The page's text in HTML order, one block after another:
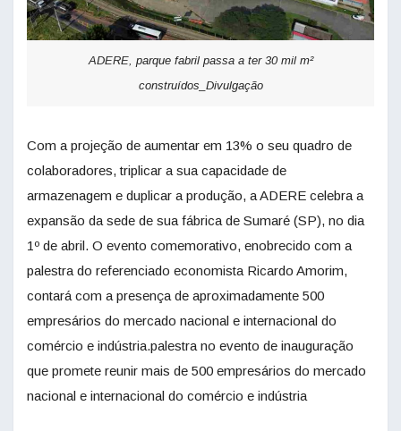
ADERE, parque fabril passa a ter 30 mil m²
construídos_Divulgação
Com a projeção de aumentar em 13% o seu quadro de
colaboradores, triplicar a sua capacidade de
armazenagem e duplicar a produção, a ADERE celebra a
expansão da sede de sua fábrica de Sumaré (SP), no dia
1º de abril. O evento comemorativo, enobrecido com a
palestra do referenciado economista Ricardo Amorim,
contará com a presença de aproximadamente 500
empresários do mercado nacional e internacional do
comércio e indústria.palestra no evento de inauguração
que promete reunir mais de 500 empresários do mercado
nacional e internacional do comércio e indústria